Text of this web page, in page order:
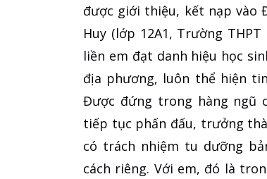
được giới thiệu, kết nạp vào
Huy (lớp 12A1, Trường
liền em đạt danh hiệu học
địa phương, luôn thể hiện
Được đứng trong hàng ngũ
tiếp tục phấn đấu, trưởng
có trách nhiệm tu dưỡng
cách riêng. Với em, đó là